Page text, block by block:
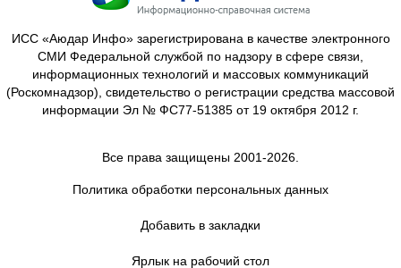
ИСС «Аюдар Инфо» зарегистрирована в качестве электронного
СМИ Федеральной службой по надзору в сфере связи,
информационных технологий и массовых коммуникаций
(Роскомнадзор), свидетельство о регистрации средства массовой
информации Эл № ФС77-51385 от 19 октября 2012 г.
Все права защищены 2001-2026.
Политика обработки персональных данных
Добавить в закладки
Ярлык на рабочий стол